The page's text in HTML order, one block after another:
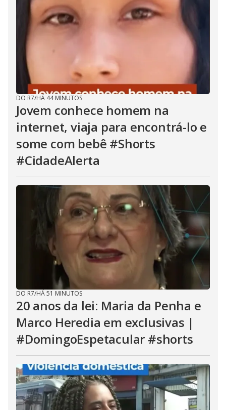
DO R7/HÁ 44 MINUTOS
Jovem conhece homem na
internet, viaja para encontrá-lo e
some com bebê #Shorts
#CidadeAlerta
DO R7/HÁ 51 MINUTOS
20 anos da lei: Maria da Penha e
Marco Heredia em exclusivas |
#DomingoEspetacular #shorts